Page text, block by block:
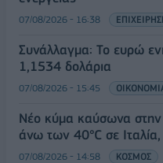
07/08/2026 - 16:38
Συνάλλαγμα: Το ευρώ
1,1534 δολάρια
07/08/2026 - 15:45
Νέο κύμα καύσωνα
άνω των 40°C σε
07/08/2026 - 14:58 ΚΟΣΜΟΣ